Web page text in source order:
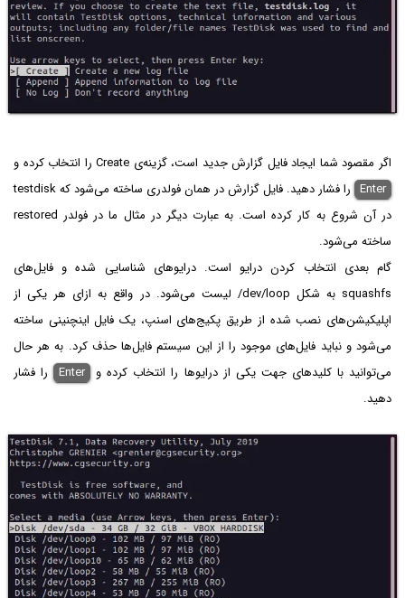
اگر مقصود شما ایجاد فایل گزارش جدید است، گزینه‌ی Create را انتخاب کرده و
Enter
را فشار دهید. فایل گزارش در همان فولدری ساخته می‌شود که testdisk
در آن شروع به کار کرده است. به عبارت دیگر در مثال ما در فولدر restored
ساخته می‌شود.
گام بعدی انتخاب کردن درایو است. درایوهای شناسایی شده و فایل‌های
squashfs به شکل
/dev/loop لیست می‌شود. در واقع به ازای هر یکی از
اپلیکیشن‌های نصب شده از طریق پکیج‌های اسنپ، یک فایل اینچنینی ساخته
می‌شود و نباید فایل‌های موجود را از این سیستم فایل‌ها حذف کرد. به هر حال
می‌توانید با کلیدهای جهت یکی از درایوها را انتخاب کرده و
Enter را فشار
دهید.